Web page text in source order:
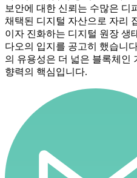
보안에 대한 신뢰는 수많은 디
채택된 디지털 자산으로 자리
이자 진화하는 디지털 원장 생
다오의 입지를 공고히 했습니
의 유용성은 더 넓은 블록체인
향력의 핵심입니다.